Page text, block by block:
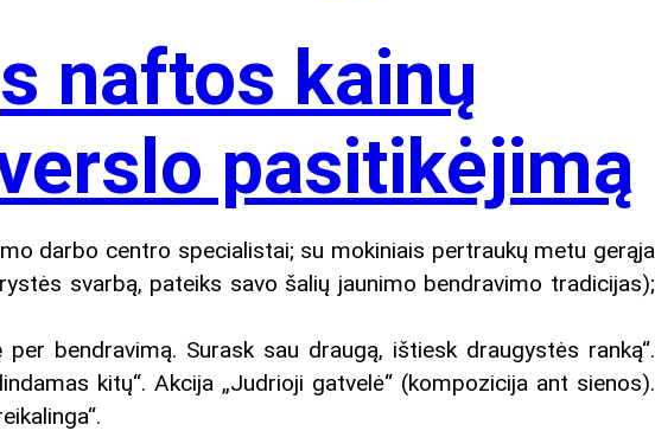
naftos kainų
pasitikėjimą
darbo centro specialistai; su mokiniais pertraukų metu gerąja
svarbą, pateiks savo šalių jaunimo bendravimo tradicijas);
bendravimą. Surask sau draugą, ištiesk draugystės ranką“.
kitų“. Akcija „Judrioji gatvelė“ (kompozicija ant sienos).